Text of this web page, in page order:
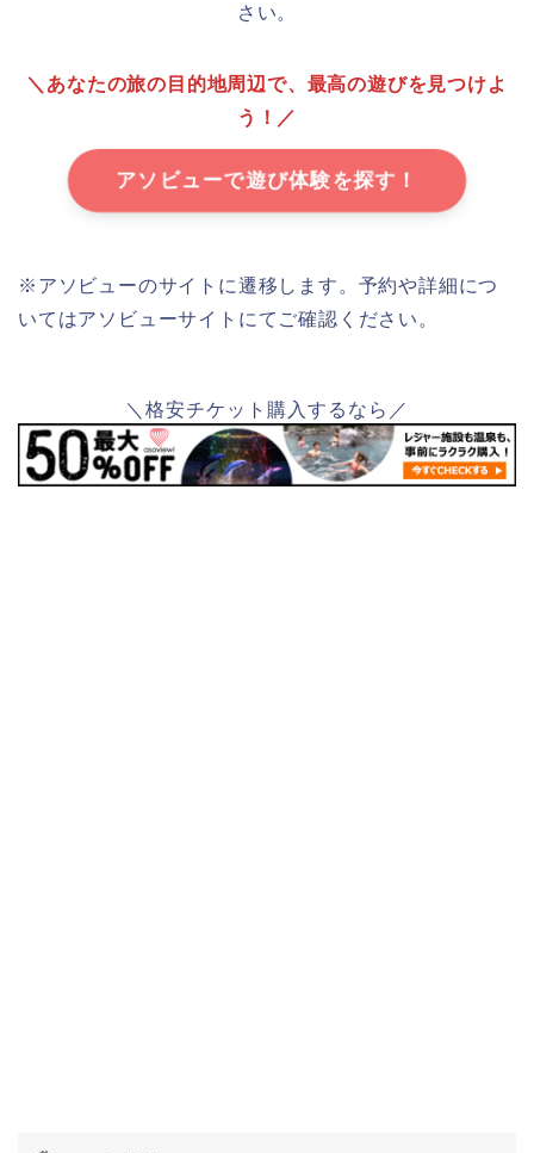
さい。
＼あなたの旅の目的地周辺で、最高の遊びを見つけよ
う！／
アソビューで遊び体験を探す！
※アソビューのサイトに遷移します。予約や詳細につ
いてはアソビューサイトにてご確認ください。
＼格安チケット購入するなら／